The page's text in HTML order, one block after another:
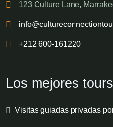
123 Culture Lane,
+212 600-161220
Los mejores
Visitas guiadas privadas